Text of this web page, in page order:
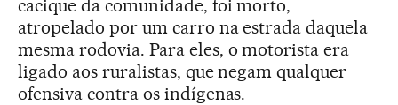
cacique da comunidade, foi morto,
atropelado por um carro na estrada daquela
mesma rodovia. Para eles, o motorista era
ligado aos ruralistas, que negam qualquer
ofensiva contra os indígenas.